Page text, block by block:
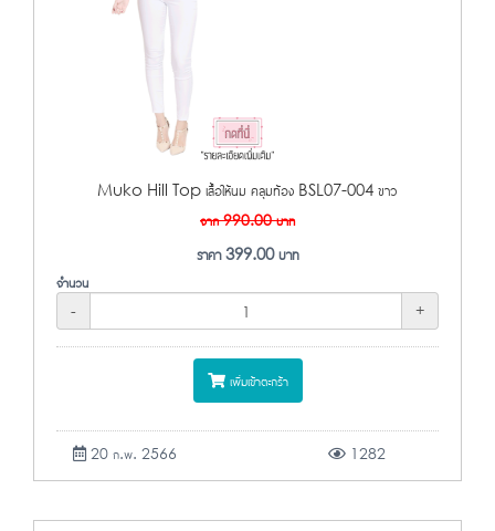
Muko Hill Top เสื้อให้นม คลุมท้อง BSL07-004 ขาว
จาก990.00บาท
ราคา399.00บาท
จำนวน
-
+
เพิ่มเข้าตะกร้า
20 ก.พ. 2566 1282